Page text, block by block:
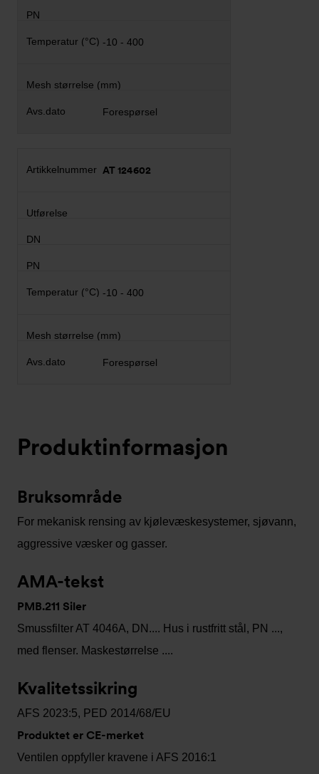
-10 - 400
Forespørsel
AT 124602
-10 - 400
Forespørsel
Produktinformasjon
Bruksområde
For mekanisk rensing av kjølevæskesystemer, sjøvann,
aggressive væsker og gasser.
AMA-tekst
PMB.211 Siler
Smussfilter AT 4046A, DN.... Hus i rustfritt stål, PN ...,
med flenser. Maskestørrelse ....
Kvalitetssikring
AFS 2023:5, PED 2014/68/EU
Produktet er CE-merket
Ventilen oppfyller kravene i AFS 2016:1